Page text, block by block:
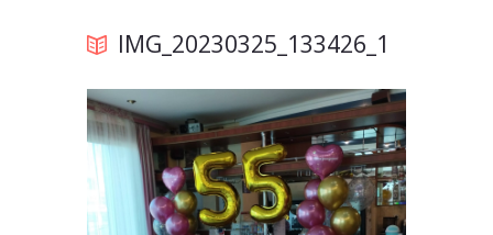
IMG_20230325_133426_1